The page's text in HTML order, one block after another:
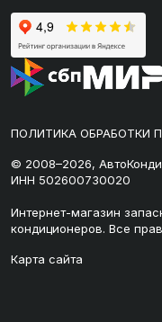
ПОЛИТИКА ОБРАБОТКИ
© 2008–2026,
ИНН 502600730020
Интернет-магазин
кондиционеров. Все
Карта сайта